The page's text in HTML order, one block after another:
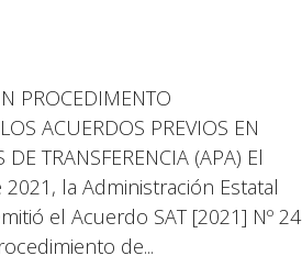
PROCEDIMENTO
ACUERDOS PREVIOS EN
DE TRANSFERENCIA (APA) El
la Administración Estatal
el Acuerdo SAT [2021] Nº 24
de...